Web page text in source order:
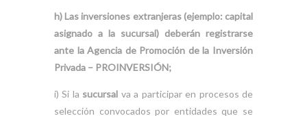
h) Las inversiones extranjeras (ejemplo: capital
asignado a la sucursal) deberán registrarse
ante la Agencia de Promoción de la Inversión
Privada – PROINVERSIÓN;
i) Si la sucursal va a participar en procesos de
selección convocados por entidades que se